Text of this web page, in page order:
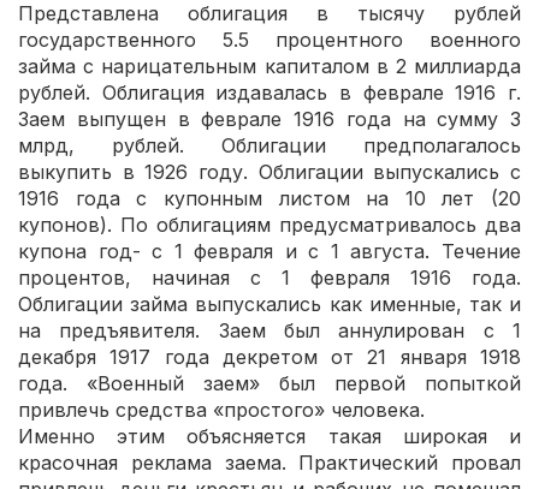
Представлена облигация в тысячу рублей
государственного 5.5 процентного военного
займа с нарицательным капиталом в 2 миллиарда
рублей. Облигация издавалась в феврале 1916 г.
Заем выпущен в феврале 1916 года на сумму 3
млрд, рублей. Облигации предполагалось
выкупить в 1926 году. Облигации выпускались с
1916 года с купонным листом на 10 лет (20
купонов). По облигациям предусматривалось два
купона год- с 1 февраля и с 1 августа. Течение
процентов, начиная с 1 февраля 1916 года.
Облигации займа выпускались как именные, так и
на предъявителя. Заем был аннулирован с 1
декабря 1917 года декретом от 21 января 1918
года. «Военный заем» был первой попыткой
привлечь средства «простого» человека.
Именно этим объясняется такая широкая и
красочная реклама заема. Практический провал